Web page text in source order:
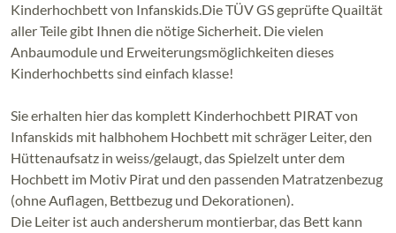
Kinderhochbett von Infanskids.Die TÜV GS geprüfte Quailtät
aller Teile gibt Ihnen die nötige Sicherheit. Die vielen
Anbaumodule und Erweiterungsmöglichkeiten dieses
Kinderhochbetts sind einfach klasse!
Sie erhalten hier das komplett Kinderhochbett PIRAT von
Infanskids mit halbhohem Hochbett mit schräger Leiter, den
Hüttenaufsatz in weiss/gelaugt, das Spielzelt unter dem
Hochbett im Motiv Pirat und den passenden Matratzenbezug
(ohne Auflagen, Bettbezug und Dekorationen).
Die Leiter ist auch andersherum montierbar, das Bett kann